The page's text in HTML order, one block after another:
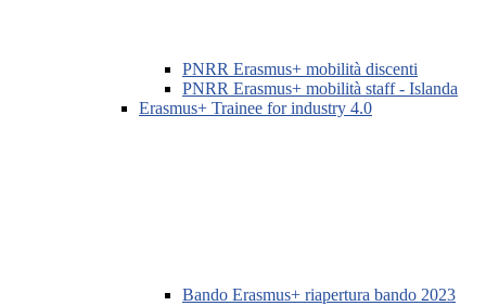
PNRR Erasmus+ mobilità discenti
PNRR Erasmus+ mobilità staff - Islanda
Erasmus+ Trainee for industry 4.0
Bando Erasmus+ riapertura bando 2023